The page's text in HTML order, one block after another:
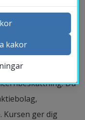
över vad som
av tjänst,
får kunskap om
och
Du
Kursen ger dig
kakor